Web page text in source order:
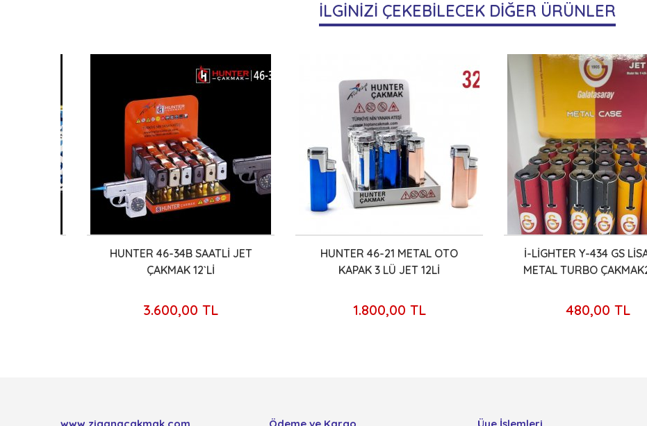
İLGİNİZİ ÇEKEBİLECEK DİĞER ÜRÜNLER
HUNTER 46-34B SAATLİ JET
ÇAKMAK 12`Lİ
3.600,00 TL
HUNTER 46-21 METAL OTO
KAPAK 3 LÜ JET 12Lİ
1.800,00 TL
İ-LİGHTER Y-434 GS LİSANSLI
METAL TURBO ÇAKMAK24`LÜ
480,00 TL